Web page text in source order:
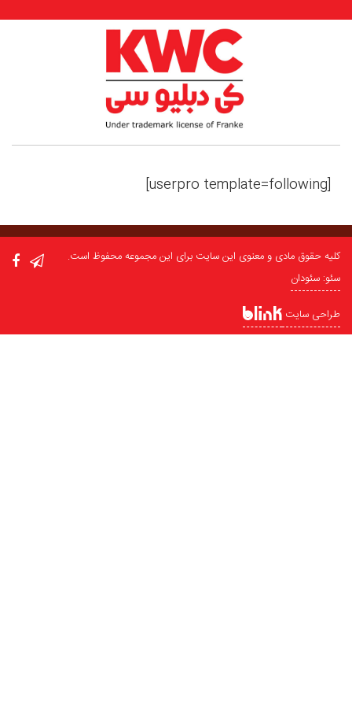
[userpro template=following]
کلیه حقوق مادی و معنوی این سایت برای این مجموعه محفوظ است.
سئو: سئودان
طراحی سایت